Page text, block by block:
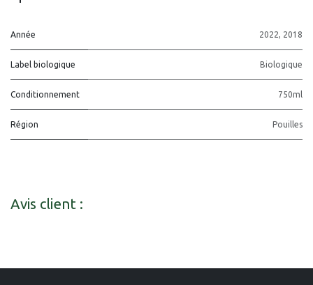
Année 2022, 2018
Label biologique Biologique
Conditionnement 750ml
Région Pouilles
Avis client :